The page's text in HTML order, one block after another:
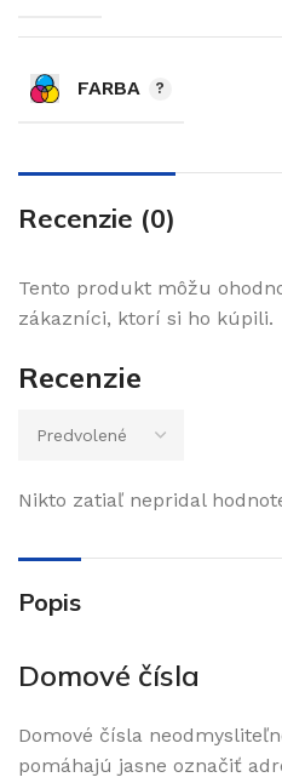
FARBA
Recenzie (0)
Recenzie
Nikto zatiaľ nepridal
Tento produkt môžu
zákazníci, ktorí si ho kúpili.
Popis
Domové čísla
Domové čísla
pomáhajú jasne označiť